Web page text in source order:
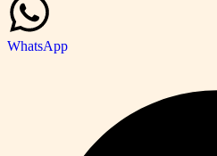
WhatsApp